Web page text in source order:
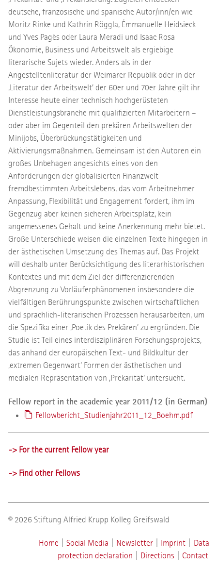
deutsche, französische und spanische Autor/inn/en wie
Moritz Rinke und Kathrin Röggla, Émmanuelle Heidsieck
und Yves Pagès oder Laura Meradi und Isaac Rosa
Ökonomie, Business und Arbeitswelt als ergiebige
literarische Sujets wieder. Anders als in der
Angestelltenliteratur der Weimarer Republik oder in der
‚Literatur der Arbeitswelt’ der 60er und 70er Jahre gilt ihr
Interesse heute einer technisch hochgerüsteten
Dienstleistungsbranche mit qualifizierten Mitarbeitern –
oder aber im Gegenteil den prekären Arbeitswelten der
Minijobs, Überbrückungstätigkeiten und
Aktivierungsmaßnahmen. Gemeinsam ist den Autoren ein
großes Unbehagen angesichts eines von den
Anforderungen der globalisierten Finanzwelt
fremdbestimmten Arbeitslebens, das vom Arbeitnehmer
Anpassung, Flexibilität und Engagement fordert, ihm im
Gegenzug aber keinen sicheren Arbeitsplatz, kein
angemessenes Gehalt und keine Anerkennung mehr bietet.
Große Unterschiede weisen die einzelnen Texte hingegen in
der ästhetischen Umsetzung des Themas auf. Das Projekt
will deshalb unter Berücksichtigung des literarhistorischen
Kontextes und mit dem Ziel der differenzierenden
Abgrenzung zu Vorläuferphänomenen insbesondere die
vielfältigen Berührungspunkte zwischen wirtschaftlichen
und sprachlich-literarischen Prozessen herausarbeiten, um
die Spezifika einer ‚Poetik des Prekären’ zu ergründen. Die
Studie ist Teil eines interdisziplinären Forschungsprojekts,
das anhand der europäischen Text- und Bildkultur der
‚extremen Gegenwart’ Formen der ästhetischen und
medialen Repräsentation von ‚Prekarität’ untersucht.
Fellow report in the academic year 2011/12 (in German)
Fellowbericht_Studienjahr2011_12_Boehm.pdf
-> For the current Fellow year
-> Find other Fellows
© 2026 Stiftung Alfried Krupp Kolleg Greifswald
Home Social Media Newsletter Imprint
Data
protection declaration
Directions Contact